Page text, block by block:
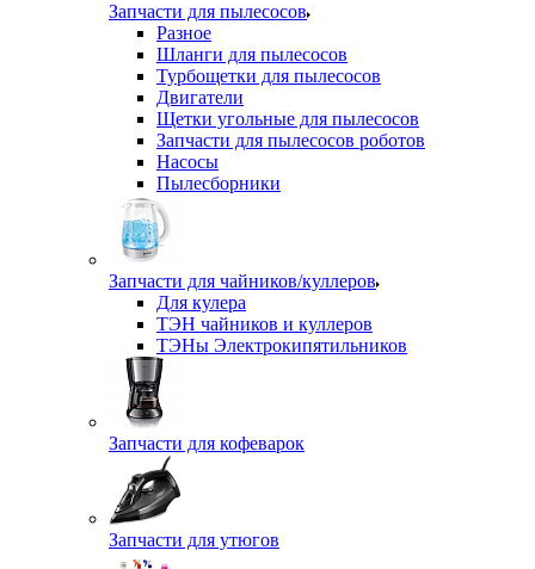
Запчасти для пылесосов
Разное
Шланги для пылесосов
Турбощетки для пылесосов
Двигатели
Щетки угольные для пылесосов
Запчасти для пылесосов роботов
Насосы
Пылесборники
Запчасти для чайников/куллеров
Для кулера
ТЭН чайников и куллеров
ТЭНы Электрокипятильников
Запчасти для кофеварок
Запчасти для утюгов